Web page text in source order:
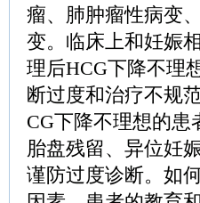
瘤、肺肿瘤性病变
变。临床上和妊娠
理后HCG下降不理
断过度和治疗不规
CG下降不理想的
胎盘残留、异位妊
谨防过度诊断。如